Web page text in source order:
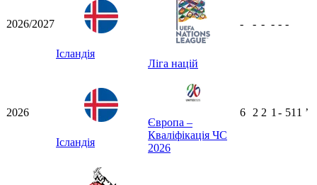
2026/2027
Ісландія
Ліга націй
- - - - - -
2026
Ісландія
Європа –
Кваліфікація ЧС
2026
6 2 2 1 - 511 ʼ